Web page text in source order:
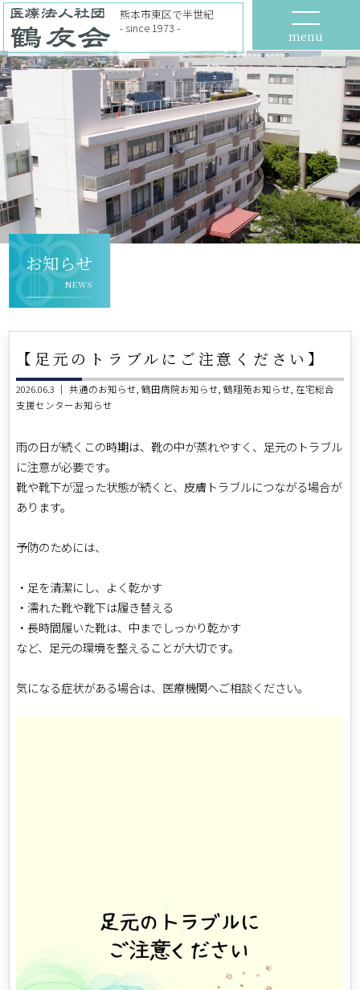
menu
熊本市東区で半世紀
- since 1973 -
お知らせ
NEWS
【足元のトラブルにご注意ください】
2026.06.3 ｜共通のお知らせ 鶴田病院お知らせ 鶴翔苑お知らせ 在宅総合
支援センターお知らせ
雨の日が続くこの時期は、靴の中が蒸れやすく、足元のトラブル
に注意が必要です。
靴や靴下が湿った状態が続くと、皮膚トラブルにつながる場合が
あります。
予防のためには、
・足を清潔にし、よく乾かす
・濡れた靴や靴下は履き替える
・長時間履いた靴は、中までしっかり乾かす
など、足元の環境を整えることが大切です。
気になる症状がある場合は、医療機関へご相談ください。